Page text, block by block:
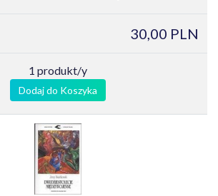
30,00 PLN
1 produkt/y
Dodaj do Koszyka